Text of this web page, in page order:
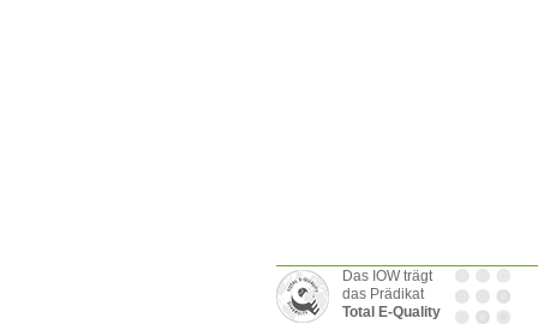
Das IOW trägt
das Prädikat
Total E-Quality